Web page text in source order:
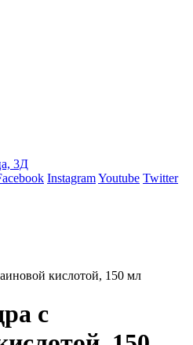
3Д
InstagramYoutube Twitter
кислотой, 150 мл
с